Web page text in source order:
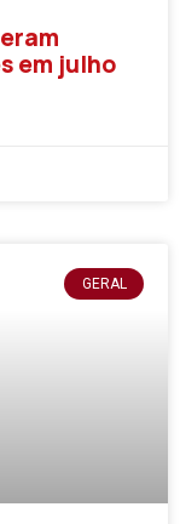
em julho
GERAL